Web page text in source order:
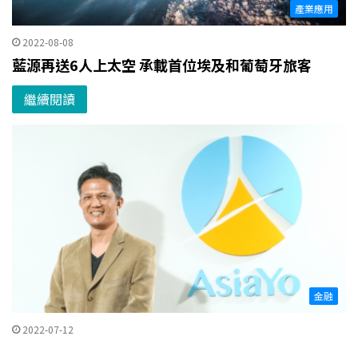
產業應用
2022-08-08
藍源再送6人上太空 承載首位埃及和葡萄牙旅客
繼續閱讀
金融
2022-07-12